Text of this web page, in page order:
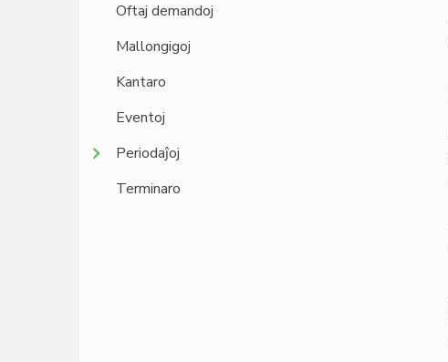
Oftaj demandoj
Mallongigoj
Kantaro
Eventoj
Periodaĵoj
Terminaro